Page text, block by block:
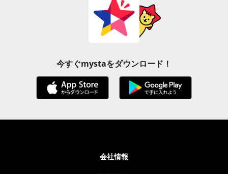
今すぐmystaをダウンロード！
会社情報